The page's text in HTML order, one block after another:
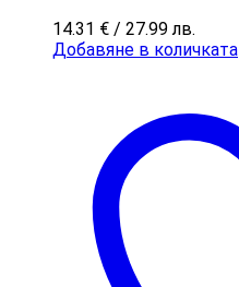
14.31 € / 27.99 лв.
Добавяне в количката